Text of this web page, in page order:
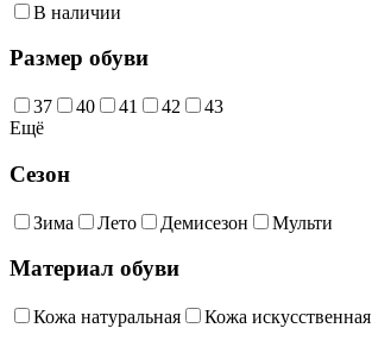
В наличии
Размер обуви
37 40 41 42
43
Ещё
Сезон
Зима Лето Демисезон Мульти
Материал обуви
Кожа натуральная Кожа искусственная